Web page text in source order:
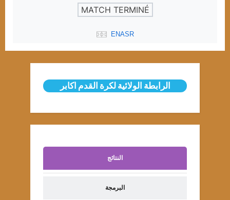
MATCH TERMINÉ
ENASR
الرابطة الولائية لكرة القدم اكابر
النتائج
البرمجة